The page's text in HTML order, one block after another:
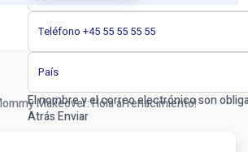
El nombre y el correo electrónico son
AtrásEnviar
Makeover: Hola al renacimiento!